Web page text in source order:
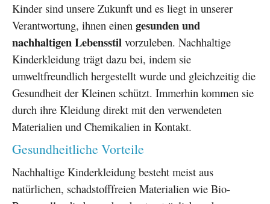
Kinder sind unsere Zukunft und es liegt in unserer
Verantwortung, ihnen einen gesunden und
nachhaltigen Lebensstil vorzuleben. Nachhaltige
Kinderkleidung trägt dazu bei, indem sie
umweltfreundlich hergestellt wurde und gleichzeitig die
Gesundheit der Kleinen schützt. Immerhin kommen sie
durch ihre Kleidung direkt mit den verwendeten
Materialien und Chemikalien in Kontakt.
Gesundheitliche Vorteile
Nachhaltige Kinderkleidung besteht meist aus
natürlichen, schadstofffreien Materialien wie Bio-